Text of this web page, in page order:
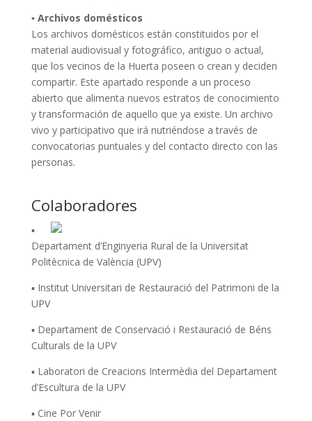
▪ Archivos domésticos
Los archivos domésticos están constituidos por el
material audiovisual y fotográfico, antiguo o actual,
que los vecinos de la Huerta poseen o crean y deciden
compartir. Este apartado responde a un proceso
abierto que alimenta nuevos estratos de conocimiento
y transformación de aquello que ya existe. Un archivo
vivo y participativo que irá nutriéndose a través de
convocatorias puntuales y del contacto directo con las
personas.
Colaboradores
▪
Departament d’Enginyeria Rural de la Universitat
Politècnica de València (UPV)
▪ Institut Universitari de Restauració del Patrimoni de la
UPV
▪ Departament de Conservació i Restauració de Béns
Culturals de la UPV
▪ Laboratori de Creacions Intermèdia del Departament
d’Escultura de la UPV
▪ Cine Por Venir